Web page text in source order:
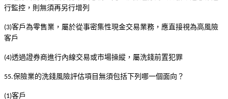
行監控，則無須再另行增列
(3)客戶為零售業，屬於從事密集性現金交易業務，應直接視為高風險
客戶
(4)透過證券商進行內線交易或市場操縱，屬洗錢前置犯罪
55.保險業的洗錢風險評估項目無須包括下列哪一個面向？
(1)客戶